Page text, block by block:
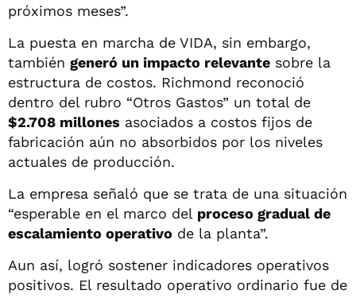
próximos meses”.
La puesta en marcha de VIDA, sin embargo,
también generó un impacto relevante sobre la
estructura de costos. Richmond reconoció
dentro del rubro “Otros Gastos” un total de
$2.708 millones asociados a costos fijos de
fabricación aún no absorbidos por los niveles
actuales de producción.
La empresa señaló que se trata de una situación
“esperable en el marco del proceso gradual de
escalamiento operativo de la planta”.
Aun así, logró sostener indicadores operativos
positivos. El resultado operativo ordinario fue de